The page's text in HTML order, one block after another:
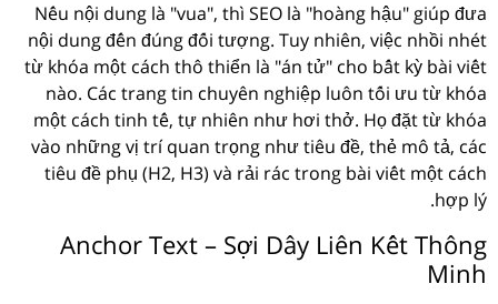
Nếu nội dung là "vua", thì SEO là "hoàng hậu" giúp đưa
nội dung đến đúng đối tượng. Tuy nhiên, việc nhồi nhét
từ khóa một cách thô thiển là "án tử" cho bất kỳ bài viết
nào. Các trang tin chuyên nghiệp luôn tối ưu từ khóa
một cách tinh tế, tự nhiên như hơi thở. Họ đặt từ khóa
vào những vị trí quan trọng như tiêu đề, thẻ mô tả, các
tiêu đề phụ (H2, H3) và rải rác trong bài viết một cách
hợp lý.
Anchor Text – Sợi Dây Liên Kết Thông
Minh